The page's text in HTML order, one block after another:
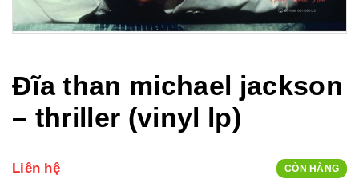
Đĩa than michael jackson
– thriller (vinyl lp)
Liên hệ CÒN HÀNG